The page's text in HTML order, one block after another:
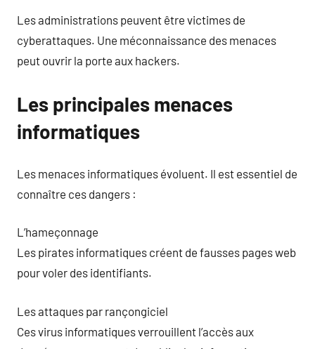
Les administrations peuvent être victimes de
cyberattaques. Une méconnaissance des menaces
peut ouvrir la porte aux hackers.
Les principales menaces
informatiques
Les menaces informatiques évoluent. Il est essentiel de
connaître ces dangers :
L’hameçonnage
Les pirates informatiques créent de fausses pages web
pour voler des identifiants.
Les attaques par rançongiciel
Ces virus informatiques verrouillent l’accès aux